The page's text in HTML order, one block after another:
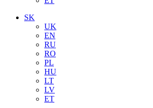
SK
UK
EN
RU
RO
PL
HU
LT
LV
ET